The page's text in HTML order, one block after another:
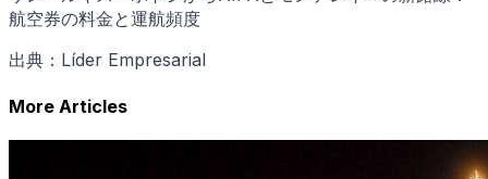
航空券の料金と運航頻度
出典：Líder Empresarial
More Articles